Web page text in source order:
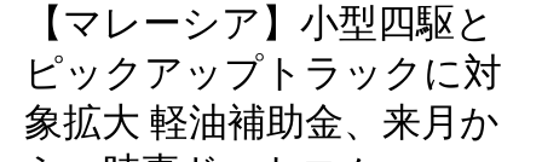
【マレーシア】小型四駆と
ピックアップトラックに対
象拡大 軽油補助金、来月か